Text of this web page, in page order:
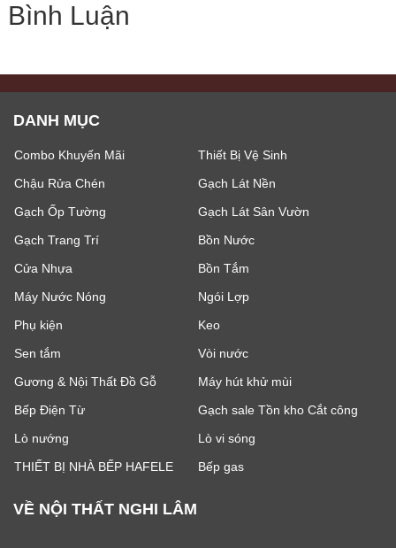
Bình Luận
DANH MỤC
Combo Khuyến Mãi
Thiết Bị Vệ Sinh
Chậu Rửa Chén
Gạch Lát Nền
Gạch Ốp Tường
Gạch Lát Sân Vườn
Gạch Trang Trí
Bồn Nước
Cửa Nhựa
Bồn Tắm
Máy Nước Nóng
Ngói Lợp
Phụ kiện
Keo
Sen tắm
Vòi nước
Gương & Nội Thất Đồ Gỗ
Máy hút khử mùi
Bếp Điện Từ
Gạch sale Tồn kho Cắt công
Lò nướng
Lò vi sóng
THIẾT BỊ NHÀ BẾP HAFELE
Bếp gas
VỀ NỘI THẤT NGHI LÂM